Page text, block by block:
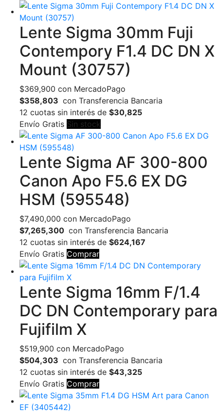
Lente Sigma 30mm Fuji
Contempory F1.4 DC DN X
Mount (30757)
$369,900 con MercadoPago
$358,803 con Transferencia Bancaria
12 cuotas sin interés de $30,825
Envío Gratis Sin stock
Lente Sigma AF 300-800
Canon Apo F5.6 EX DG
HSM (595548)
$7,490,000 con MercadoPago
$7,265,300 con Transferencia Bancaria
12 cuotas sin interés de $624,167
Envío Gratis Comprar
Lente Sigma 16mm F/1.4
DC DN Contemporary para
Fujifilm X
$519,900 con MercadoPago
$504,303 con Transferencia Bancaria
12 cuotas sin interés de $43,325
Envío Gratis Comprar